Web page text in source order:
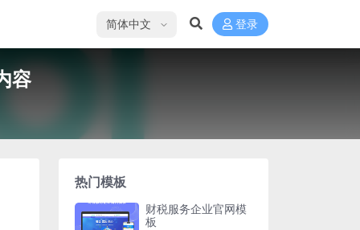
选择语言 登录
容
热门模板
财税服务企业官网模
板